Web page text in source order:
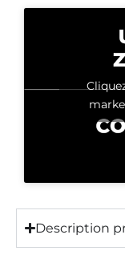
Description